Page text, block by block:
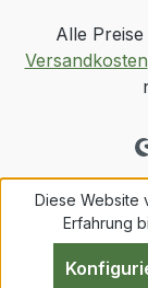
Alle
Versandkosten
Diese Website
Erfahrung